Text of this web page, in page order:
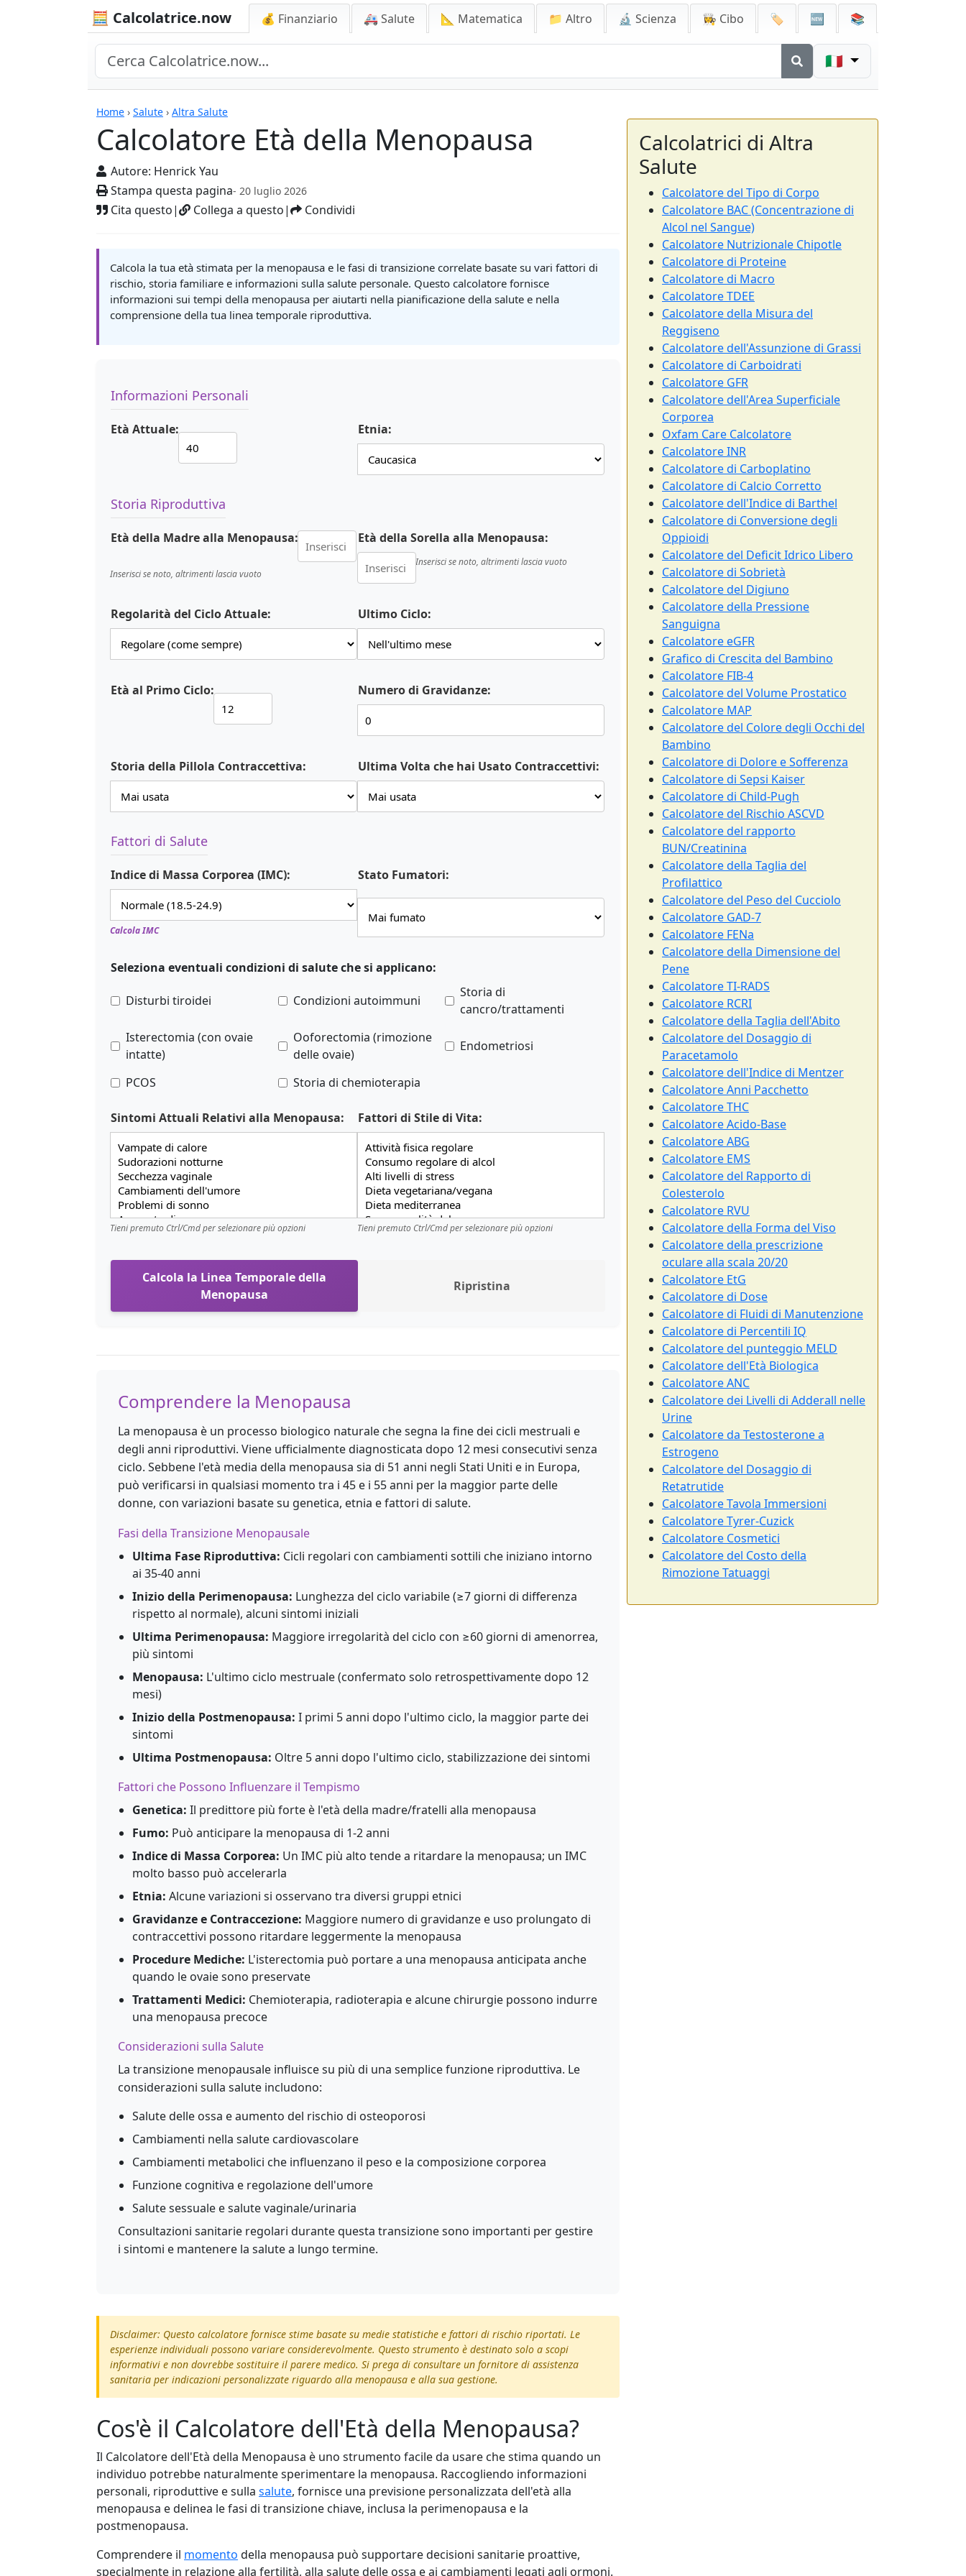
🧮 Calcolatrice.now 💰 Finanziario 🚑 Salute 📐 Matematica 📁 Altro 🔬 Scienza 👩‍🍳 Cibo 🏷️ 🆕 📚
🇮🇹
Home › Salute › Altra Salute
Calcolatore Età della Menopausa
Autore: Henrick Yau
Stampa questa pagina- 20 luglio 2026
Cita questo| Collega a questo| Condividi
Calcolatrici
Calcola la tua età stimata per la menopausa e le fasi di transizione correlate basate su vari fattori di
rischio, storia familiare e informazioni sulla salute personale. Questo calcolatore fornisce
informazioni sui tempi della menopausa per aiutarti nella pianificazione della salute e nella
comprensione della tua linea temporale riproduttiva.
Informazioni Personali
Età Attuale: Etnia:
Storia Riproduttiva
Età della Madre alla Menopausa:
Inserisci se noto, altrimenti lascia vuoto
Età della Sorella alla Menopausa:
Inserisci se noto, altrimenti lascia vuoto
Regolarità del Ciclo Attuale: Ultimo Ciclo:
Età al Primo Ciclo: Numero di Gravidanze:
Storia della Pillola Contraccettiva: Ultima Volta che hai Usato Contraccettivi:
Fattori di Salute
Indice di Massa Corporea (IMC):
Calcola IMC
Stato Fumatori:
Seleziona eventuali condizioni di salute che si applicano:
Disturbi tiroidei Condizioni autoimmuni
Storia di
cancro/trattamenti
Isterectomia (con ovaie
intatte)
Ooforectomia (rimozione
delle ovaie)
Endometriosi
PCOS Storia di chemioterapia
Sintomi Attuali Relativi alla Menopausa:
Tieni premuto Ctrl/Cmd per selezionare più opzioni
Fattori di Stile di Vita:
Tieni premuto Ctrl/Cmd per selezionare più opzioni
Calcola la Linea Temporale della
Menopausa
Ripristina
Comprendere la Menopausa
La menopausa è un processo biologico naturale che segna la fine dei cicli mestruali e
degli anni riproduttivi. Viene ufficialmente diagnosticata dopo 12 mesi consecutivi senza
ciclo. Sebbene l'età media della menopausa sia di 51 anni negli Stati Uniti e in Europa,
può verificarsi in qualsiasi momento tra i 45 e i 55 anni per la maggior parte delle
donne, con variazioni basate su genetica, etnia e fattori di salute.
Fasi della Transizione Menopausale
Ultima Fase Riproduttiva: Cicli regolari con cambiamenti sottili che iniziano intorno
ai 35-40 anni
Inizio della Perimenopausa: Lunghezza del ciclo variabile (≥7 giorni di differenza
rispetto al normale), alcuni sintomi iniziali
Ultima Perimenopausa: Maggiore irregolarità del ciclo con ≥60 giorni di amenorrea,
più sintomi
Menopausa: L'ultimo ciclo mestruale (confermato solo retrospettivamente dopo 12
mesi)
Inizio della Postmenopausa: I primi 5 anni dopo l'ultimo ciclo, la maggior parte dei
sintomi
Ultima Postmenopausa: Oltre 5 anni dopo l'ultimo ciclo, stabilizzazione dei sintomi
Fattori che Possono Influenzare il Tempismo
Genetica: Il predittore più forte è l'età della madre/fratelli alla menopausa
Fumo: Può anticipare la menopausa di 1-2 anni
Indice di Massa Corporea: Un IMC più alto tende a ritardare la menopausa; un IMC
molto basso può accelerarla
Etnia: Alcune variazioni si osservano tra diversi gruppi etnici
Gravidanze e Contraccezione: Maggiore numero di gravidanze e uso prolungato di
contraccettivi possono ritardare leggermente la menopausa
Procedure Mediche: L'isterectomia può portare a una menopausa anticipata anche
quando le ovaie sono preservate
Trattamenti Medici: Chemioterapia, radioterapia e alcune chirurgie possono indurre
una menopausa precoce
Considerazioni sulla Salute
La transizione menopausale influisce su più di una semplice funzione riproduttiva. Le
considerazioni sulla salute includono:
Salute delle ossa e aumento del rischio di osteoporosi
Cambiamenti nella salute cardiovascolare
Cambiamenti metabolici che influenzano il peso e la composizione corporea
Funzione cognitiva e regolazione dell'umore
Salute sessuale e salute vaginale/urinaria
Consultazioni sanitarie regolari durante questa transizione sono importanti per gestire
i sintomi e mantenere la salute a lungo termine.
Disclaimer: Questo calcolatore fornisce stime basate su medie statistiche e fattori di rischio riportati. Le
esperienze individuali possono variare considerevolmente. Questo strumento è destinato solo a scopi
informativi e non dovrebbe sostituire il parere medico. Si prega di consultare un fornitore di assistenza
sanitaria per indicazioni personalizzate riguardo alla menopausa e alla sua gestione.
Cos'è il Calcolatore dell'Età della Menopausa?
Il Calcolatore dell'Età della Menopausa è uno strumento facile da usare che stima quando un
individuo potrebbe naturalmente sperimentare la menopausa. Raccogliendo informazioni
personali, riproduttive e sulla salute, fornisce una previsione personalizzata dell'età alla
menopausa e delinea le fasi di transizione chiave, inclusa la perimenopausa e la
postmenopausa.
Comprendere il momento della menopausa può supportare decisioni sanitarie proattive,
specialmente in relazione alla fertilità, alla salute delle ossa e ai cambiamenti legati agli ormoni.
Calcolatrici di Altra
Salute
Calcolatore del Tipo di Corpo
Calcolatore BAC (Concentrazione di
Alcol nel Sangue)
Calcolatore Nutrizionale Chipotle
Calcolatore di Proteine
Calcolatore di Macro
Calcolatore TDEE
Calcolatore della Misura del
Reggiseno
Calcolatore dell'Assunzione di Grassi
Calcolatore di Carboidrati
Calcolatore GFR
Calcolatore dell'Area Superficiale
Corporea
Oxfam Care Calcolatore
Calcolatore INR
Calcolatore di Carboplatino
Calcolatore di Calcio Corretto
Calcolatore dell'Indice di Barthel
Calcolatore di Conversione degli
Oppioidi
Calcolatore del Deficit Idrico Libero
Calcolatore di Sobrietà
Calcolatore del Digiuno
Calcolatore della Pressione
Sanguigna
Calcolatore eGFR
Grafico di Crescita del Bambino
Calcolatore FIB-4
Calcolatore del Volume Prostatico
Calcolatore MAP
Calcolatore del Colore degli Occhi del
Bambino
Calcolatore di Dolore e Sofferenza
Calcolatore di Sepsi Kaiser
Calcolatore di Child-Pugh
Calcolatore del Rischio ASCVD
Calcolatore del rapporto
BUN/Creatinina
Calcolatore della Taglia del
Profilattico
Calcolatore del Peso del Cucciolo
Calcolatore GAD-7
Calcolatore FENa
Calcolatore della Dimensione del
Pene
Calcolatore TI-RADS
Calcolatore RCRI
Calcolatore della Taglia dell'Abito
Calcolatore del Dosaggio di
Paracetamolo
Calcolatore dell'Indice di Mentzer
Calcolatore Anni Pacchetto
Calcolatore THC
Calcolatore Acido-Base
Calcolatore ABG
Calcolatore EMS
Calcolatore del Rapporto di
Colesterolo
Calcolatore RVU
Calcolatore della Forma del Viso
Calcolatore della prescrizione
oculare alla scala 20/20
Calcolatore EtG
Calcolatore di Dose
Calcolatore di Fluidi di Manutenzione
Calcolatore di Percentili IQ
Calcolatore del punteggio MELD
Calcolatore dell'Età Biologica
Calcolatore ANC
Calcolatore dei Livelli di Adderall nelle
Urine
Calcolatore da Testosterone a
Estrogeno
Calcolatore del Dosaggio di
Retatrutide
Calcolatore Tavola Immersioni
Calcolatore Tyrer-Cuzick
Calcolatore Cosmetici
Calcolatore del Costo della
Rimozione Tatuaggi